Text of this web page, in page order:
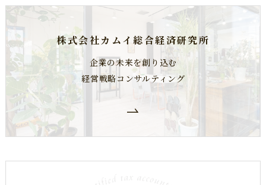
株式会社カムイ総合経済研究所
企業の未来を創り込む
経営戦略コンサルティング